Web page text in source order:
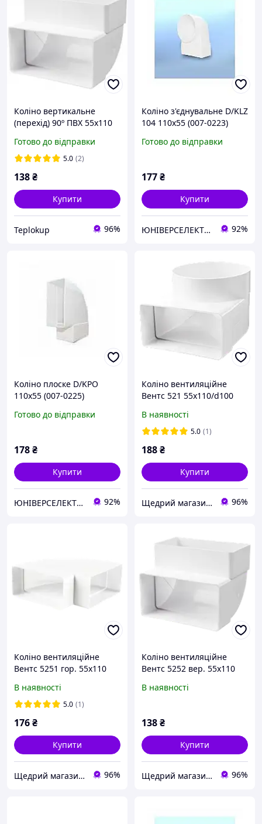
Коліно вертикальне
(перехід) 90º ПВХ 55х110
Готово до відправки
5.0 (2)
138₴
Купити
Teplokup 96%
Коліно з'єднувальне D/KLZ
104 110х55 (007-0223)
Готово до відправки
177₴
Купити
ЮНІВЕРСЕЛЕКТРО 92%
Коліно плоске D/KPO
110х55 (007-0225)
Готово до відправки
178₴
Купити
ЮНІВЕРСЕЛЕКТРО 92%
Коліно вентиляційне
Вентс 521 55х110/d100
В наявності
5.0 (1)
188₴
Купити
Щедрий магазин вентиляції "MyVent" ;) 96%
Коліно вентиляційне
Вентс 5251 гор. 55х110
В наявності
5.0 (1)
176₴
Купити
Щедрий магазин вентиляції "MyVent" ;) 96%
Коліно вентиляційне
Вентс 5252 вер. 55х110
В наявності
138₴
Купити
Щедрий магазин вентиляції "MyVent" ;) 96%